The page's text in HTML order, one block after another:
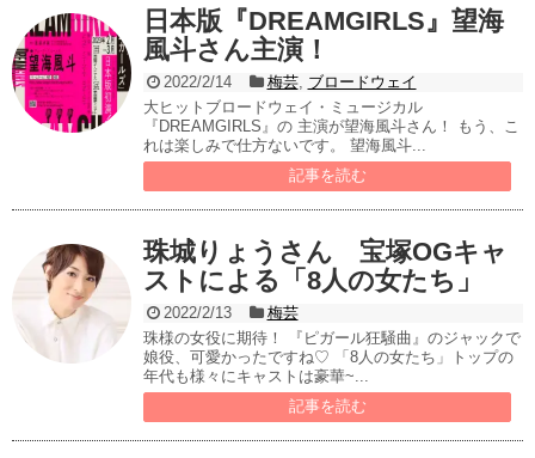
日本版『DREAMGIRLS』望海
風斗さん主演！
2022/2/14 梅芸, ブロードウェイ
大ヒットブロードウェイ・ミュージカル
『DREAMGIRLS』の 主演が望海風斗さん！ もう、こ
れは楽しみで仕方ないです。 望海風斗...
記事を読む
珠城りょうさん 宝塚OGキャ
ストによる「8人の女たち」
2022/2/13
梅芸
珠様の女役に期待！ 『ピガール狂騒曲』のジャックで
娘役、可愛かったですね♡ 「8人の女たち」トップの
年代も様々にキャストは豪華~...
記事を読む